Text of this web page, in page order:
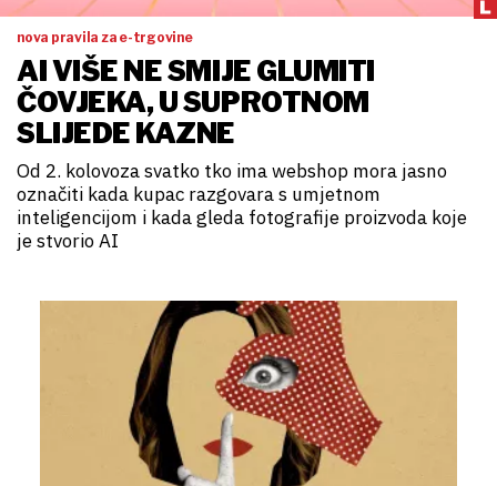
nova pravila za e-trgovine
AI VIŠE NE SMIJE GLUMITI
ČOVJEKA, U SUPROTNOM
SLIJEDE KAZNE
Od 2. kolovoza svatko tko ima webshop mora jasno
označiti kada kupac razgovara s umjetnom
inteligencijom i kada gleda fotografije proizvoda koje
je stvorio AI